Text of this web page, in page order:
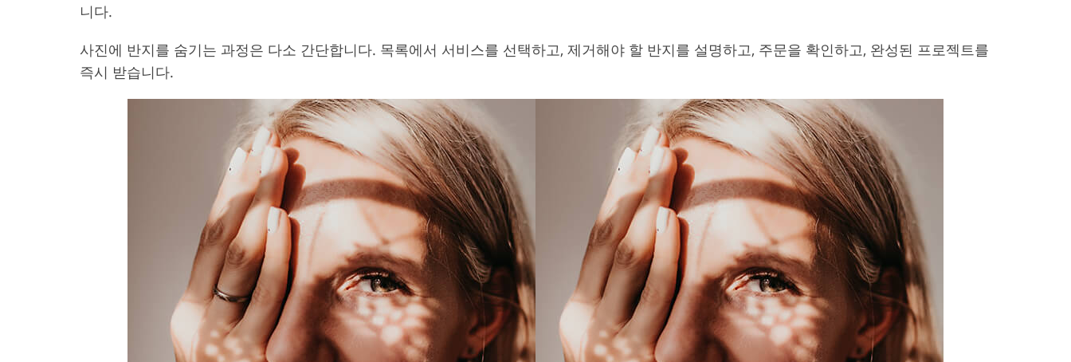
니다.
사진에 반지를 숨기는 과정은 다소 간단합니다. 목록에서 서비스를 선택하고, 제거해야 할 반지를 설명하고, 주문을 확인하고, 완성된 프로젝트를
즉시 받습니다.